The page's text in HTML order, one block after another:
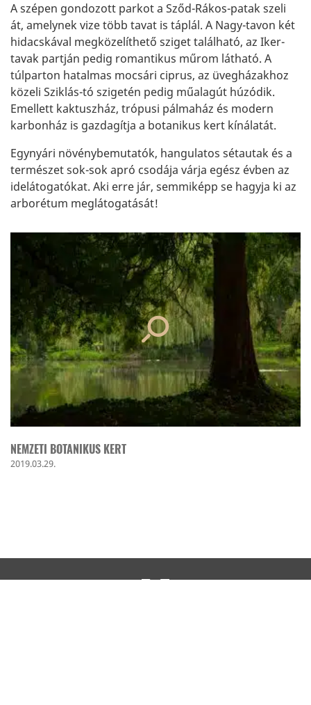
A szépen gondozott parkot a Sződ-Rákos-patak szeli
át, amelynek vize több tavat is táplál. A Nagy-tavon két
hidacskával megközelíthető sziget található, az Iker-
tavak partján pedig romantikus műrom látható. A
túlparton hatalmas mocsári ciprus, az üvegházakhoz
közeli Sziklás-tó szigetén pedig műalagút húzódik.
Emellett kaktuszház, trópusi pálmaház és modern
karbonház is gazdagítja a botanikus kert kínálatát.
Egynyári növénybemutatók, hangulatos sétautak és a
természet sok-sok apró csodája várja egész évben az
idelátogatókat. Aki erre jár, semmiképp se hagyja ki az
arborétum meglátogatását!
NEMZETI BOTANIKUS KERT
2019.03.29.